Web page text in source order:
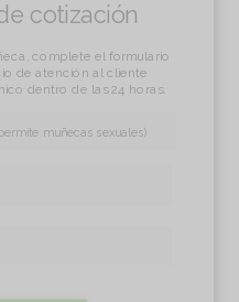
cotización
complete el formulario
de atención al cliente
dentro de las 24 horas.